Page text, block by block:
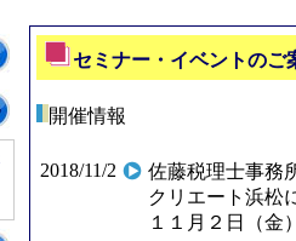
セミナー・イベントのご
開催情報
2018/11/2
佐藤税理士事務
クリエート浜松
１１月２日（金